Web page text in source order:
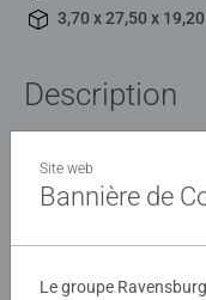
3,70 x 27,50 x
Description
que des posters à
pièces sont conçus
d'assembler leurs
Site web
Bannière de
Le groupe